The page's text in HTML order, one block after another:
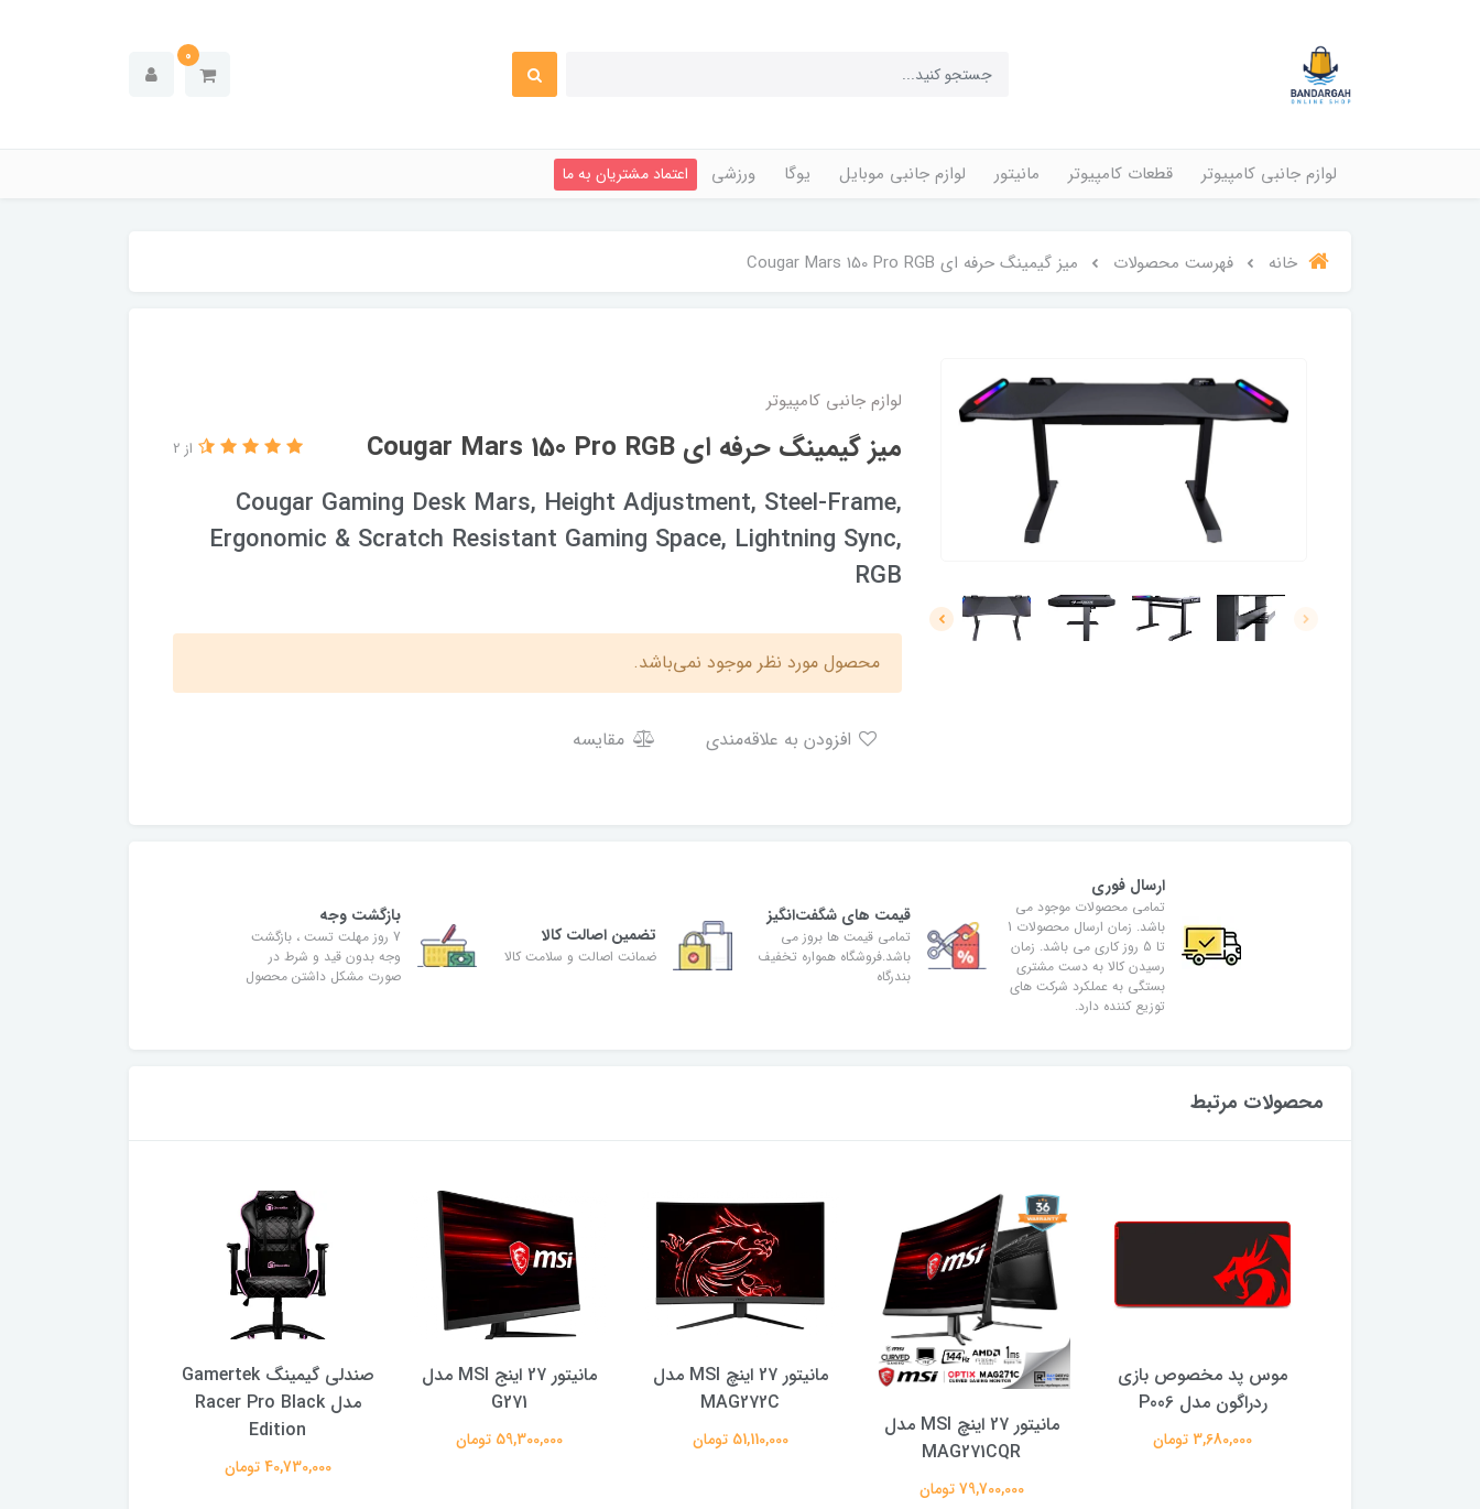
0
لوازم جانبی کامپیوتر قطعات کامپیوتر مانیتور لوازم جانبی موبایل یوگا ورزشی اعتماد مشتریان به ما
خانه فهرست محصولات میز گیمینگ حرفه ای Cougar Mars 150 Pro RGB
لوازم جانبی کامپیوتر
میز گیمینگ حرفه ای Cougar Mars 150 Pro RGB از 2
Cougar Gaming Desk Mars, Height Adjustment, Steel-Frame,
Ergonomic & Scratch Resistant Gaming Space, Lightning Sync,
RGB
محصول مورد نظر موجود نمی‌باشد.
مقایسه
ارسال فوری
تمامی محصولات موجود می
باشد. زمان ارسال محصولات 1
تا 5 روز کاری می باشد. زمان
رسیدن کالا به دست مشتری
بستگی به عملکرد شرکت های
توزیع کننده دارد.
قیمت های شگفت‌انگیز
تمامی قیمت ها بروز می
باشد.فروشگاه همواره تخفیف
بندرگاه
تضمین اصالت کالا
ضمانت اصالت و سلامت کالا
بازگشت وجه
7 روز مهلت تست ، بازگشت
وجه بدون قید و شرط در
صورت مشکل داشتن محصول
محصولات مرتبط
موس پد مخصوص بازى
ردراگون مدل P006
3,680,000 تومان
مانیتور 27 اینچ MSI مدل
MAG271CQR
79,700,000 تومان
مانیتور 27 اینچ MSI مدل
MAG272C
51,110,000 تومان
مانیتور 27 اینج MSI مدل
G271
59,300,000 تومان
صندلی گیمینگ Gamertek
مدل Racer Pro Black
Edition
40,730,000 تومان